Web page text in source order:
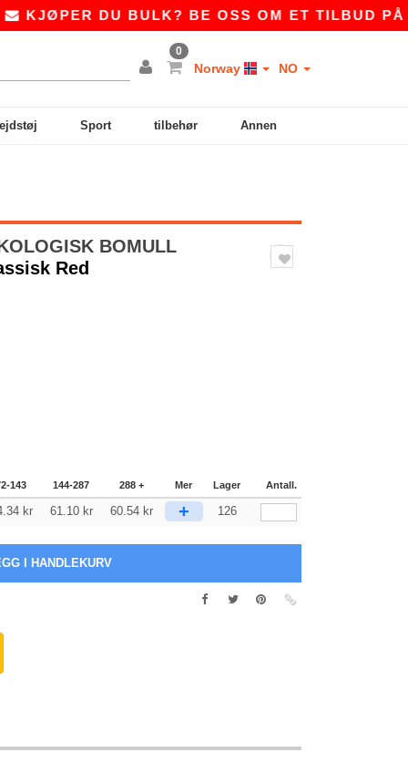
DU BULK? BE OSS OM ET TILBUD PÅ
0
Norway NO
Sport tilbehør Annen
BOMULL
Red
143 144-287 288 + Mer Lager Antall.
kr 61.10 kr 60.54 kr + 126